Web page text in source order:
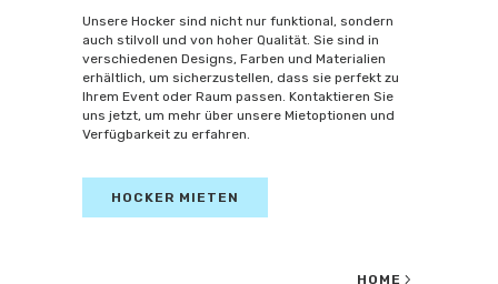
Unsere Hocker sind nicht nur funktional, sondern
auch stilvoll und von hoher Qualität. Sie sind in
verschiedenen Designs, Farben und Materialien
erhältlich, um sicherzustellen, dass sie perfekt zu
Ihrem Event oder Raum passen. Kontaktieren Sie
uns jetzt, um mehr über unsere Mietoptionen und
Verfügbarkeit zu erfahren.
HOCKER MIETEN
HOME